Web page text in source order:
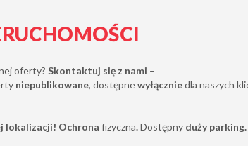
oferty? Skontaktuj się z nami –
niepublikowane, dostępnewyłączniedla naszych
lokalizacji! Ochrona fizyczna.Dostępny duży parking.